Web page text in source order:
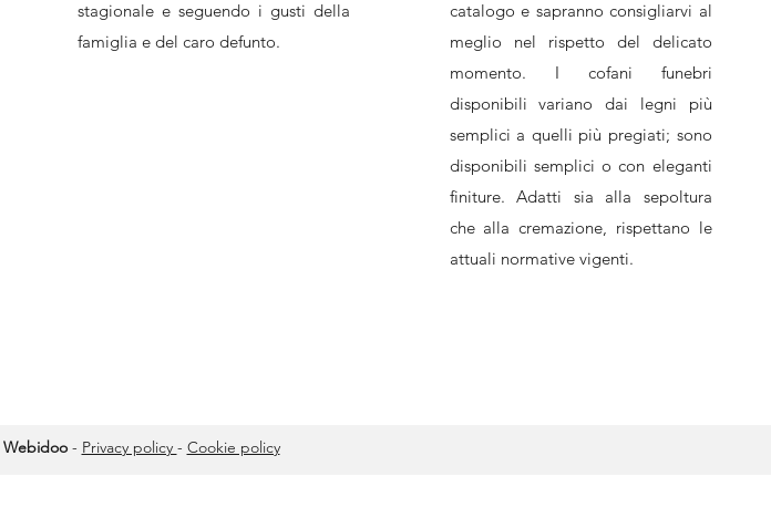
stagionale e seguendo i gusti della
famiglia e del caro defunto.
catalogo e sapranno consigliarvi al
meglio nel rispetto del delicato
momento. I cofani funebri
disponibili variano dai legni più
semplici a quelli più pregiati; sono
disponibili semplici o con eleganti
finiture. Adatti sia alla sepoltura
che alla cremazione, rispettano le
attuali normative vigenti.
Webidoo- Privacy policy - Cookie policy